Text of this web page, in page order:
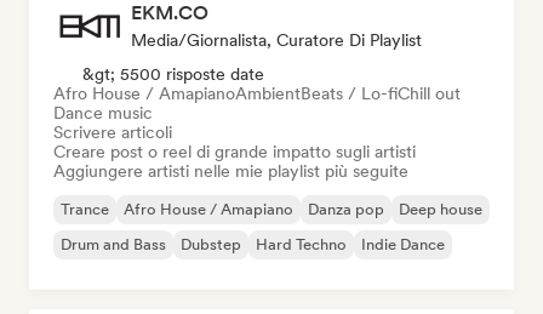
EKM.CO
Media/Giornalista, Curatore Di Playlist
&gt; 5500 risposte date
Afro House / AmapianoAmbientBeats / Lo-fiChill out
Dance music
Scrivere articoli
Creare post o reel di grande impatto sugli artisti
Aggiungere artisti nelle mie playlist più seguite
Trance Afro House / Amapiano Danza pop
Deep house
Drum and Bass
Dubstep Hard Techno Indie Dance